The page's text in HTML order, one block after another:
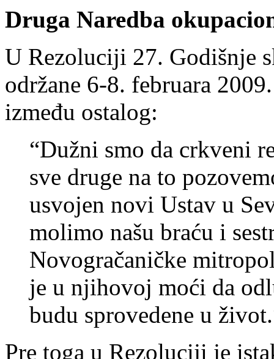
Druga Naredba
U Rezoluciji 27. Godišnje
održane 6-8. februara
između ostalog:
“Dužni smo da crkveni
sve druge na to
usvojen novi Ustav u
molimo našu braću i
Novogračaničke
je u njihovoj moći da
budu sprovedene u
Pre toga u Rezoluciji je